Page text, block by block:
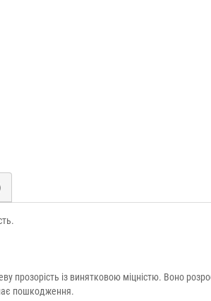
прозорість із винятковою міцністю. Воно
пошкодження.